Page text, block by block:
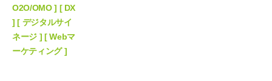
O2O/OMO ] [ DX
] [ デジタルサイ
ネージ ] [ Webマ
ーケティング ]